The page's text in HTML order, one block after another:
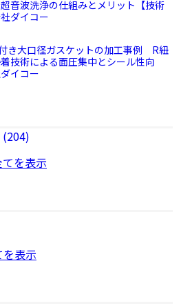
音波洗浄の仕組みとメリット【技術
ダイコー
き大口径ガスケットの加工事例 R紐
技術による面圧集中とシール性向
イコー
(204)
を表示
を表示